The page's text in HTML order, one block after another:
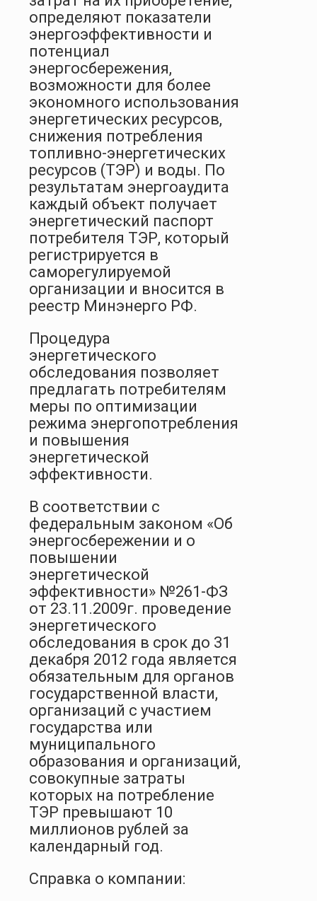
определяют показатели
энергоэффективности и
потенциал
энергосбережения,
возможности для более
экономного использования
энергетических ресурсов,
снижения потребления
топливно-энергетических
ресурсов (ТЭР) и воды. По
результатам энергоаудита
каждый объект получает
энергетический паспорт
потребителя ТЭР, который
регистрируется в
саморегулируемой
организации и вносится в
реестр Минэнерго РФ.
Процедура
энергетического
обследования позволяет
предлагать потребителям
меры по оптимизации
режима энергопотребления
и повышения
энергетической
эффективности.
В соответствии с
федеральным законом «Об
энергосбережении и о
повышении
энергетической
эффективности» №261-ФЗ
от 23.11.2009г. проведение
энергетического
обследования в срок до 31
декабря 2012 года является
обязательным для органов
государственной власти,
организаций с участием
государства или
муниципального
образования и организаций,
совокупные затраты
которых на потребление
ТЭР превышают 10
миллионов рублей за
календарный год.
Справка о компании: